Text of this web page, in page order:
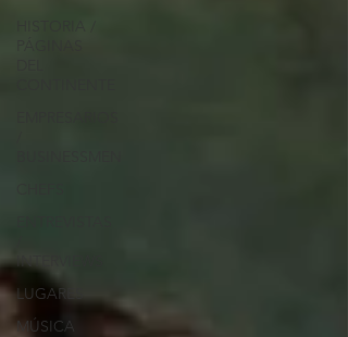
INTERVIEWS
LUGARES
MÚSICA